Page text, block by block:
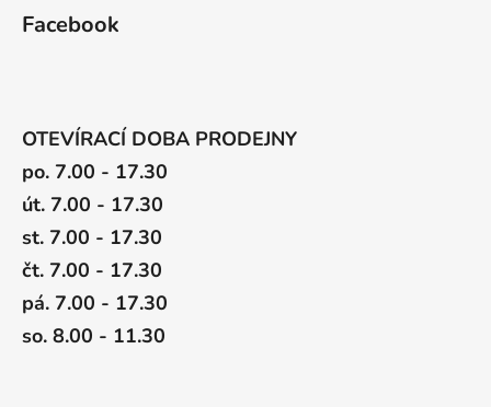
Facebook
OTEVÍRACÍ DOBA PRODEJNY
po. 7.00 - 17.30
út. 7.00 - 17.30
st. 7.00 - 17.30
čt. 7.00 - 17.30
pá. 7.00 - 17.30
so. 8.00 - 11.30